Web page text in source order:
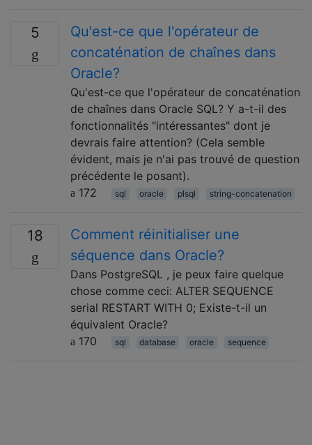
5
Qu'est-ce que l'opérateur de
concaténation de chaînes dans
Oracle?
Qu'est-ce que l'opérateur de concaténation
de chaînes dans Oracle SQL? Y a-t-il des
fonctionnalités "intéressantes" dont je
devrais faire attention? (Cela semble
évident, mais je n'ai pas trouvé de question
précédente le posant).
172
sql oracle plsql string-concatenation
18
Comment réinitialiser une
séquence dans Oracle?
Dans PostgreSQL , je peux faire quelque
chose comme ceci: ALTER SEQUENCE
serial RESTART WITH 0; Existe-t-il un
équivalent Oracle?
170
sql database oracle sequence